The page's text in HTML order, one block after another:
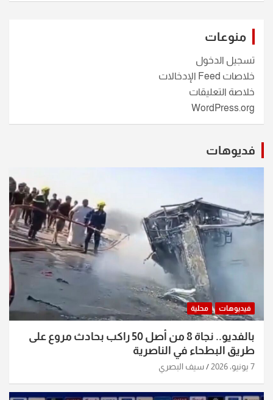
منوعات
تسجيل الدخول
خلاصات Feed الإدخالات
خلاصة التعليقات
WordPress.org
فديوهات
فيديوهات محلية
بالفديو.. نجاة 8 من أصل 50 راكب بحادث مروع على
طريق البطحاء في الناصرية
7 يونيو، 2026 سيف البصري